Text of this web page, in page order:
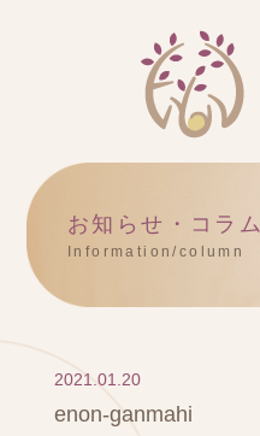
お知らせ・コラム
Information/column
2021.01.20
enon-ganmahi